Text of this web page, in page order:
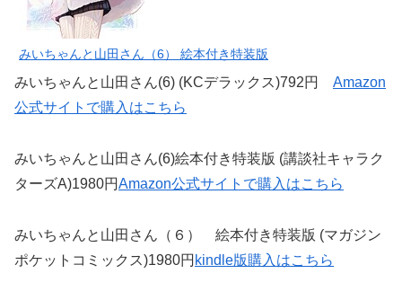
みいちゃんと山田さん（6） 絵本付き特装版
みいちゃんと山田さん(6) (KCデラックス)792円 Amazon
公式サイトで購入はこちら
みいちゃんと山田さん(6)絵本付き特装版 (講談社キャラク
ターズA)1980円Amazon公式サイトで購入はこちら
みいちゃんと山田さん（６） 絵本付き特装版 (マガジン
ポケットコミックス)1980円 kindle版購入はこちら